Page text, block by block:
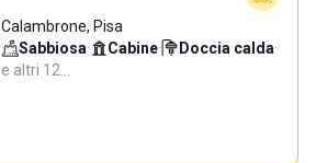
Calambrone, Pisa
Sabbiosa· Cabine· Doccia calda·
e altri 12…